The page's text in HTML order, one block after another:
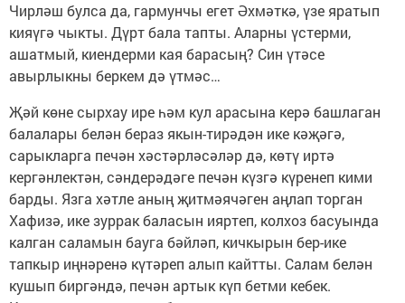
Чирләш булса да, гармунчы егет Әхмәткә, үзе яратып
кияүгә чыкты. Дүрт бала тапты. Аларны үстерми,
ашатмый, киендерми кая барасың? Син үтәсе
авырлыкны беркем дә үтмәс…
Җәй көне сырхау ире һәм кул арасына керә башлаган
балалары белән бераз якын-тирәдән ике кәҗәгә,
сарыкларга печән хәстәрләсәләр дә, көтү иртә
кергәнлектән, сәндерәдәге печән күзгә күренеп кими
барды. Язга хәтле аның җитмәячәген аңлап торган
Хафизә, ике зуррак баласын ияртеп, колхоз басуында
калган саламын бауга бәйләп, кичкырын бер-ике
тапкыр иңнәренә күтәреп алып кайтты. Салам белән
кушып биргәндә, печән артык күп бетми кебек.